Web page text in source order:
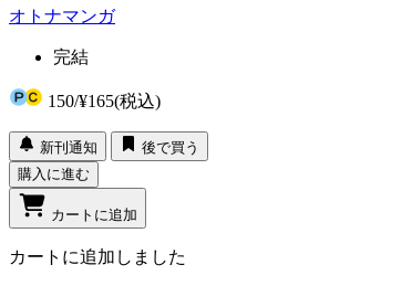
オトナマンガ
完結
150/¥165(税込)
新刊通知
後で買う
購入に進む
カートに追加
カートに追加しました